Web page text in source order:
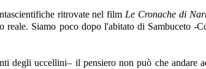
ritrovate nel film Le Cronache di
Siamo poco dopo l'abitato di Sambuceto -
degli uccellini– il pensiero non può che andare